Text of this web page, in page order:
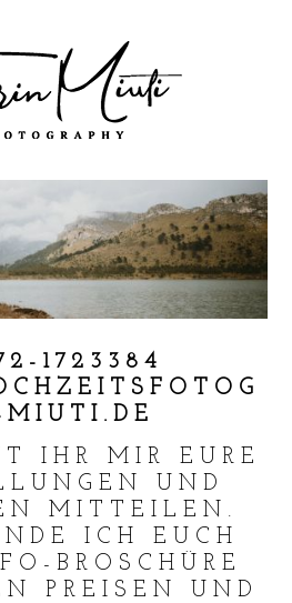
1723384
MIUTI.DE
IHR MIR EURE
UND
MITTEILEN.
ICH EUCH
BROSCHÜRE
PREISEN UND